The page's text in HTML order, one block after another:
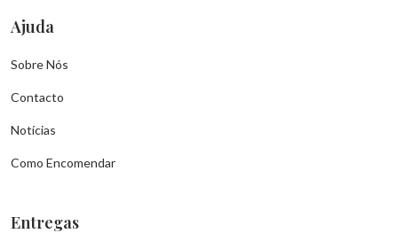
Ajuda
Sobre Nós
Contacto
Notícias
Como Encomendar
Entregas